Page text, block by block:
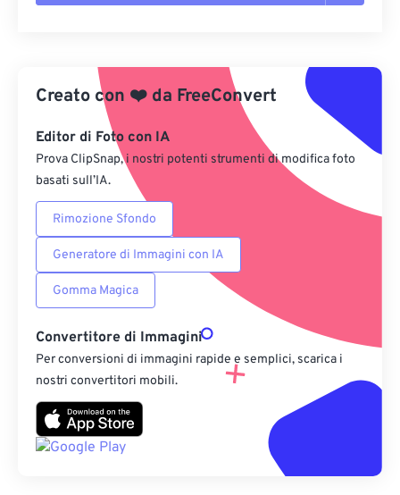
Applica da preimpostazione
Salva come predefinito
Creato con ❤️ da FreeConvert
Editor di Foto con IA
Prova ClipSnap, i nostri potenti strumenti di modifica foto
basati sull’IA.
Rimozione Sfondo
Generatore di Immagini con IA
Gomma Magica
Convertitore di Immagini
Per conversioni di immagini rapide e semplici, scarica i
nostri convertitori mobili.